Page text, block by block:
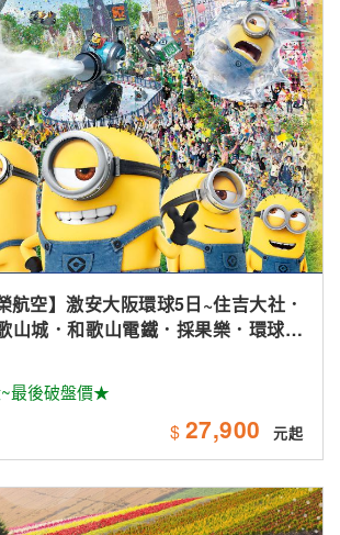
鬆走.花田富良野.卡哇伊草泥馬.小樽
行程★
$36,900